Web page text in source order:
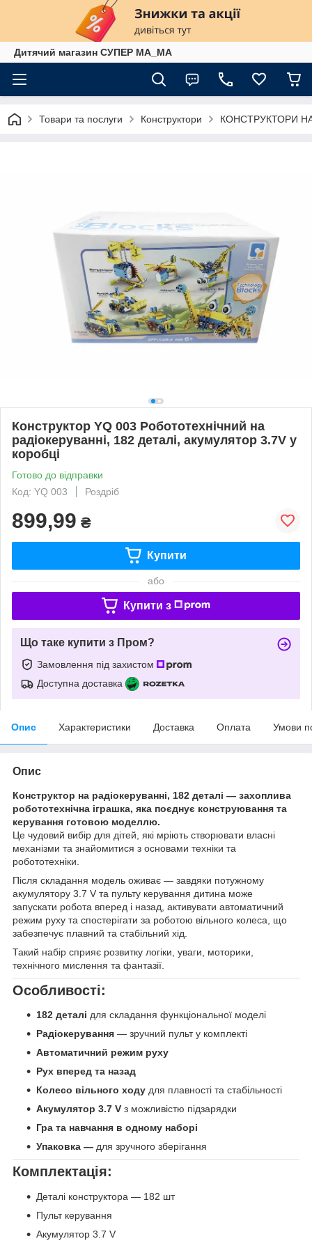
Дитячий магазин СУПЕР МА_МА
Товари та послуги Конструктори КОНСТРУКТОРИ
Конструктор YQ 003 Робототехнічний на
радіокеруванні, 182 деталі, акумулятор 3.7V у
коробці
Готово до відправки
Код: YQ 003
Роздріб
899,99 ₴
Купити
або
Купити з
Що таке купити з Пром?
Замовлення під захистом
Доступна доставка
Опис Характеристики Доставка Оплата Умови
Опис
Конструктор на радіокеруванні, 182 деталі — захоплива
робототехнічна іграшка, яка поєднує конструювання та
керування готовою моделлю.
Це чудовий вибір для дітей, які мріють створювати власні
механізми та знайомитися з основами техніки та
робототехніки.
Після складання модель оживає — завдяки потужному
акумулятору 3.7 V та пульту керування дитина може
запускати робота вперед і назад, активувати автоматичний
режим руху та спостерігати за роботою вільного колеса, що
забезпечує плавний та стабільний хід.
Такий набір сприяє розвитку логіки, уваги, моторики,
технічного мислення та фантазії.
Особливості:
182 деталі для складання функціональної моделі
Радіокерування — зручний пульт у комплекті
Автоматичний режим руху
Рух вперед та назад
Колесо вільного ходу для плавності та стабільності
Акумулятор 3.7 V з можливістю підзарядки
Гра та навчання в одному наборі
Упаковка — для зручного зберігання
Комплектація:
Деталі конструктора — 182 шт
Пульт керування
Акумулятор 3.7 V